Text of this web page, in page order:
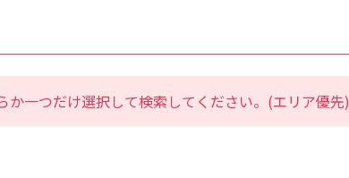
一つだけ選択して検索してください。(エリア優先)